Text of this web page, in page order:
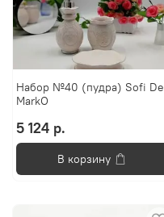
Набор №40 (пудра) Sofi De
MarkO
5 124 р.
В корзину